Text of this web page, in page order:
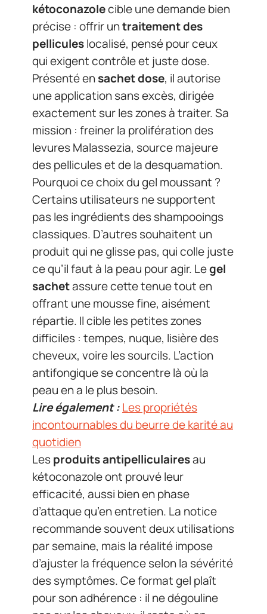
kétoconazolecible une demande bien
précise : offrir untraitement des
pelliculeslocalisé, pensé pour ceux
qui exigent contrôle et juste dose.
Présenté ensachet dose, il autorise
une application sans excès, dirigée
exactement sur les zones à traiter. Sa
mission : freiner la prolifération des
levures Malassezia, source majeure
des pellicules et de la desquamation.
Pourquoi ce choix du gel moussant ?
Certains utilisateurs ne supportent
pas les ingrédients des shampooings
classiques. D’autres souhaitent un
produit qui ne glisse pas, qui colle juste
ce qu’il faut à la peau pour agir. Legel
sachetassure cette tenue tout en
offrant une mousse fine, aisément
répartie. Il cible les petites zones
difficiles : tempes, nuque, lisière des
cheveux, voire les sourcils. L’action
antifongique se concentre là où la
peau en a le plus besoin.
Lire également :Les propriétés
incontournables du beurre de karité au
quotidien
Lesproduits antipelliculairesau
kétoconazole ont prouvé leur
efficacité, aussi bien en phase
d’attaque qu’en entretien. La notice
recommande souvent deux utilisations
par semaine, mais la réalité impose
d’ajuster la fréquence selon la sévérité
des symptômes. Ce format gel plaît
pour son adhérence : il ne dégouline